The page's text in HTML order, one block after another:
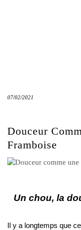
07/02/2021
Douceur
Framboise
Un chou, la
Il y a longtemps que